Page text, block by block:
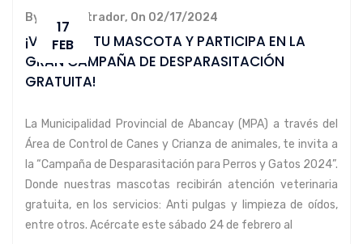
17
FEB
By administrador, On 02/17/2024
¡VEN CON TU MASCOTA Y PARTICIPA EN LA
GRAN CAMPAÑA DE DESPARASITACIÓN
GRATUITA!
La Municipalidad Provincial de Abancay (MPA) a través del
Área de Control de Canes y Crianza de animales, te invita a
la “Campaña de Desparasitación para Perros y Gatos 2024”.
Donde nuestras mascotas recibirán atención veterinaria
gratuita, en los servicios: Anti pulgas y limpieza de oídos,
entre otros. Acércate este sábado 24 de febrero al